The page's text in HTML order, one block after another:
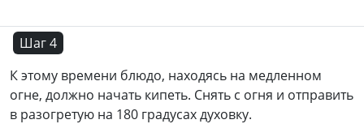
Шаг 4
К этому времени блюдо, находясь на медленном
огне, должно начать кипеть. Снять с огня и отправить
в разогретую на 180 градусах духовку.